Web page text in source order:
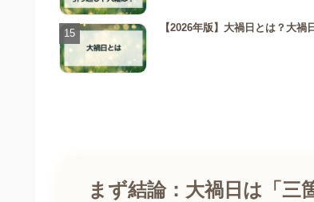
【2026年版】大禍日とは？大
まず結論：大禍日は「三